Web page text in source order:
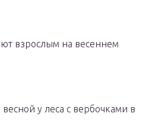
взрослым на весеннем
у леса с вербочками в